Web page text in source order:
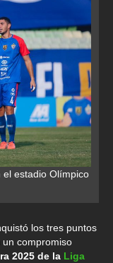
el estadio Olímpico
los tres puntos
un compromiso
2025 de la Liga